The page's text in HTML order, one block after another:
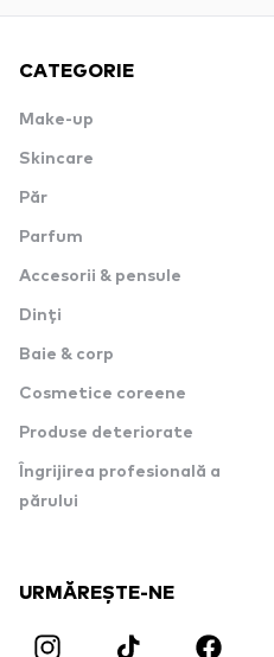
CATEGORIE
Make-up
Skincare
Păr
Parfum
Accesorii & pensule
Dinți
Baie & corp
Cosmetice coreene
Produse deteriorate
Îngrijirea profesională a
părului
URMĂREȘTE-NE